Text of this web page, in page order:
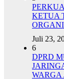
KETUA
Juli 23,
6
DPRD
WARGA